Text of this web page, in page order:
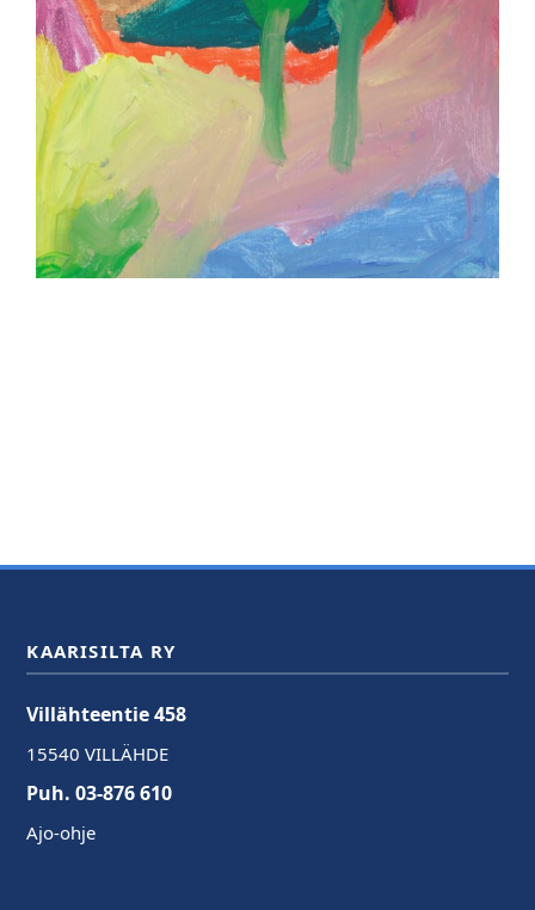
KAARISILTA RY
Villähteentie 458
15540 VILLÄHDE
Puh. 03-876 610
Ajo-ohje